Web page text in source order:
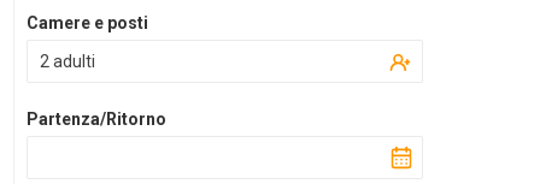
Camere e posti
2 adulti
Partenza/Ritorno